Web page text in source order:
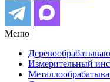
Меню
Измерительный